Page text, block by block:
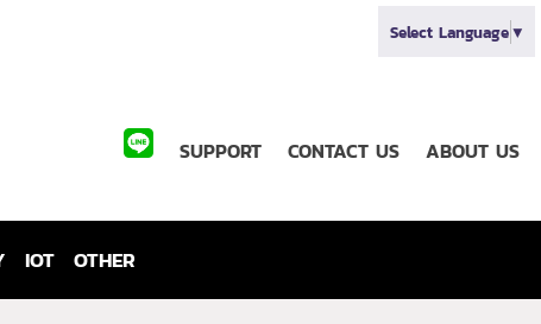
Select Language▼
SUPPORT CONTACT US ABOUT US
IOT OTHER